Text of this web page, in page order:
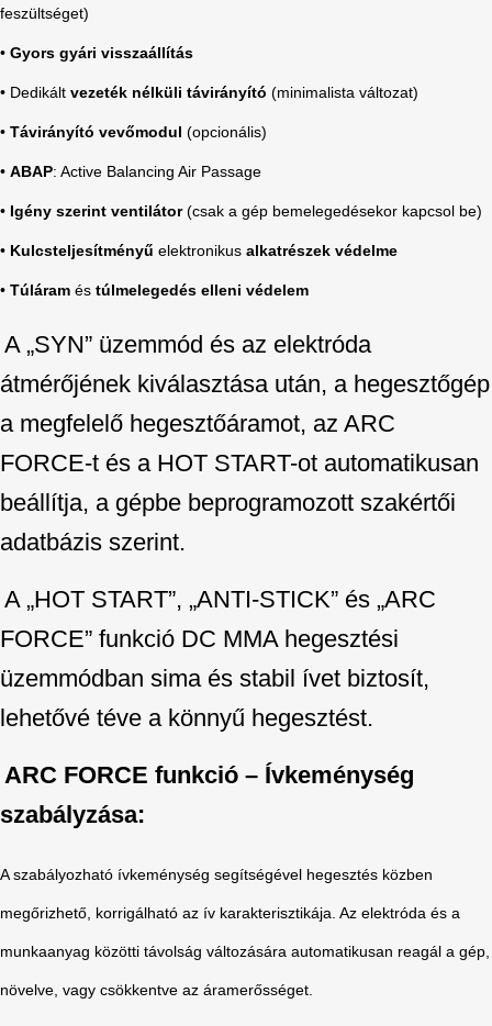
feszültséget)
• Gyors gyári visszaállítás
• Dedikált vezeték nélküli távirányító (minimalista változat)
• Távirányító vevőmodul (opcionális)
• ABAP: Active Balancing Air Passage
• Igény szerint ventilátor (csak a gép bemelegedésekor kapcsol be)
• Kulcsteljesítményű elektronikus alkatrészek védelme
• Túláram és túlmelegedés elleni védelem
A „SYN” üzemmód és az elektróda
átmérőjének kiválasztása után, a hegesztőgép
a megfelelő hegesztőáramot, az ARC
FORCE-t és a HOT START-ot automatikusan
beállítja, a gépbe beprogramozott szakértői
adatbázis szerint.
A „HOT START”, „ANTI-STICK” és „ARC
FORCE” funkció DC MMA hegesztési
üzemmódban sima és stabil ívet biztosít,
lehetővé téve a könnyű hegesztést.
ARC FORCE funkció – Ívkeménység
szabályzása:
A szabályozható ívkeménység segítségével hegesztés közben
megőrizhető, korrigálható az ív karakterisztikája. Az elektróda és a
munkaanyag közötti távolság változására automatikusan reagál a gép,
növelve, vagy csökkentve az áramerősséget.